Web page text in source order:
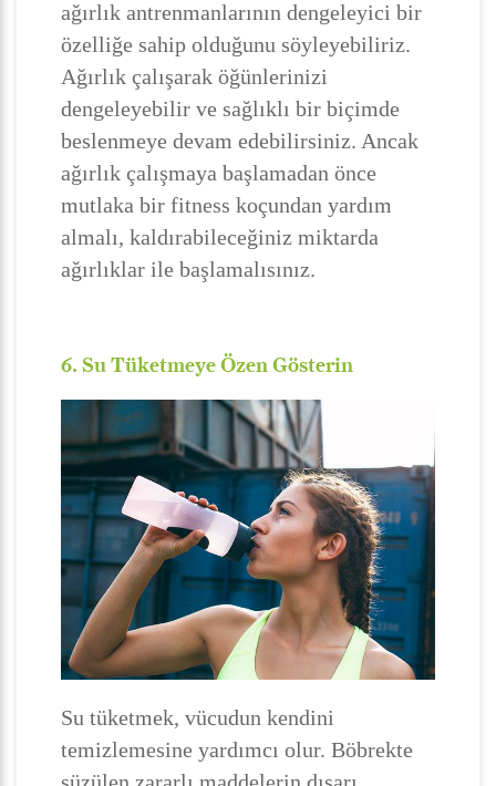
ağırlık antrenmanlarının dengeleyici bir
özelliğe sahip olduğunu söyleyebiliriz.
Ağırlık çalışarak öğünlerinizi
dengeleyebilir ve sağlıklı bir biçimde
beslenmeye devam edebilirsiniz. Ancak
ağırlık çalışmaya başlamadan önce
mutlaka bir fitness koçundan yardım
almalı, kaldırabileceğiniz miktarda
ağırlıklar ile başlamalısınız.
6. Su Tüketmeye Özen Gösterin
Su tüketmek, vücudun kendini
temizlemesine yardımcı olur. Böbrekte